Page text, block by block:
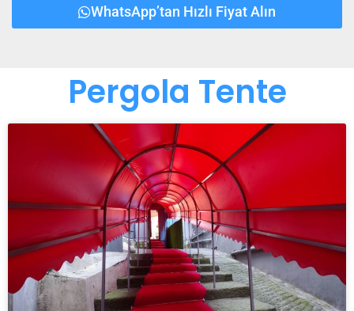
WhatsApp’tan Hızlı Fiyat Alın
Pergola Tente